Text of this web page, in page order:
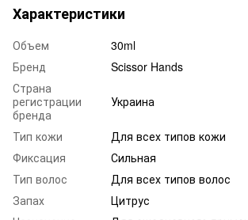
Характеристики
Объем
30ml
Бренд
Scissor Hands
Страна
регистрации
бренда
Украина
Тип кожи
Для всех типов кожи
Фиксация
Сильная
Тип волос
Для всех типов волос
Запах
Цитрус